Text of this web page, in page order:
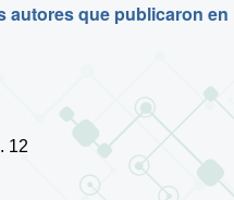
autores que publicaron
12